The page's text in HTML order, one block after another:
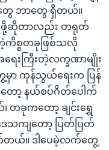
ေ ဘာတွေ ရှိတယ်။
စဖို့ဆိုတာလည်း တရုတ်
စ္စတခုဖြစ်သလို
းကြီးတဲ့လက္ခဏာမျိုး
မှာ ကုန်သွယ်ရေးက ပြန်
ာ့ နယ်စပ်ဂိတ်ပေါက်
တခုကတော့ ချင်းရွှေ
ေသကျတော့ ပြတ်ပြတ်
တယ်။ ဒါပေမဲ့လက်တွေ့